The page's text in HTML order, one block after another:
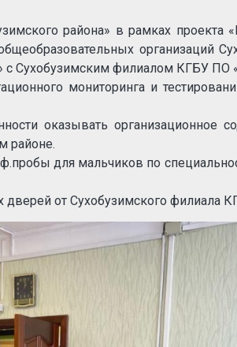
района» в рамках проекта
организаций
Сухобузимским филиалом КГБУ ПО
мониторинга и
оказывать организационное
районе.
для мальчиков по
от Сухобузимского филиала